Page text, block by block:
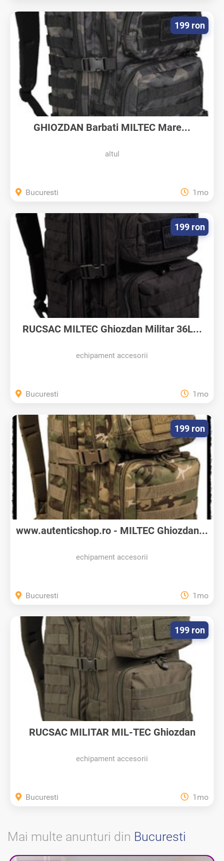
GHIOZDAN Barbati MILTEC Mare...
altul
199 ron
Bucuresti 1mo
RUCSAC MILTEC Ghiozdan Militar 36L...
echipament accesorii
199 ron
Bucuresti 1mo
www.autenticshop.ro - MILTEC Ghiozdan...
echipament accesorii
199 ron
Bucuresti 1mo
RUCSAC MILITAR MIL-TEC Ghiozdan
echipament accesorii
199 ron
Bucuresti 1mo
Mai multe anunturi din Bucuresti